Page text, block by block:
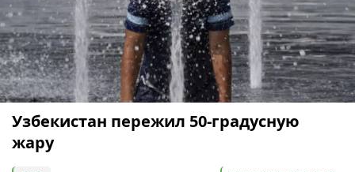
Узбекистан пережил 50-градусную
жару